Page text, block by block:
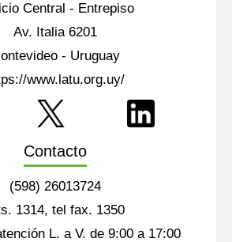
Central - Entrepiso
Av. Italia 6201
- Uruguay
www.latu.org.uy/
Contacto
(598) 26013724
1314, tel fax. 1350
L. a V. de 9:00 a 17:00